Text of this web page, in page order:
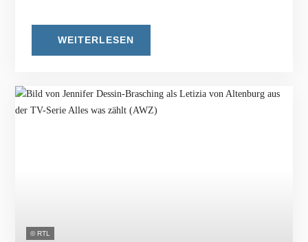
WEITERLESEN
© RTL